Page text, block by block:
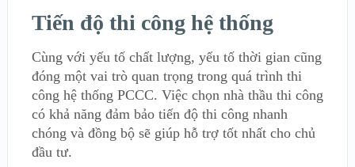
Tiến độ thi công hệ thống
Cùng với yếu tố chất lượng, yếu tố thời gian cũng
đóng một vai trò quan trọng trong quá trình thi
công hệ thống PCCC. Việc chọn nhà thầu thi công
có khả năng đảm bảo tiến độ thi công nhanh
chóng và đồng bộ sẽ giúp hỗ trợ tốt nhất cho chủ
đầu tư.